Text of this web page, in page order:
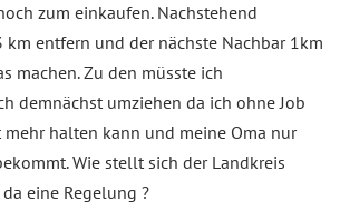
zum einkaufen. Nachstehend
entfern und der nächste Nachbar 1km
machen. Zu den müsste ich
demnächst umziehen da ich ohne Job
halten kann und meine Oma nur
Wie stellt sich der Landkreis
eine Regelung ?